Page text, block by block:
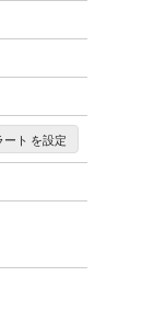
ート を設定